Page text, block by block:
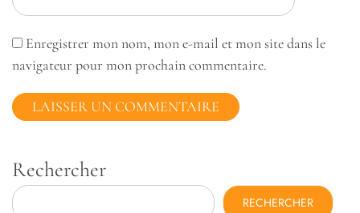
Enregistrer mon nom, mon e-mail et mon site dans le
navigateur pour mon prochain commentaire.
Rechercher
RECHERCHER